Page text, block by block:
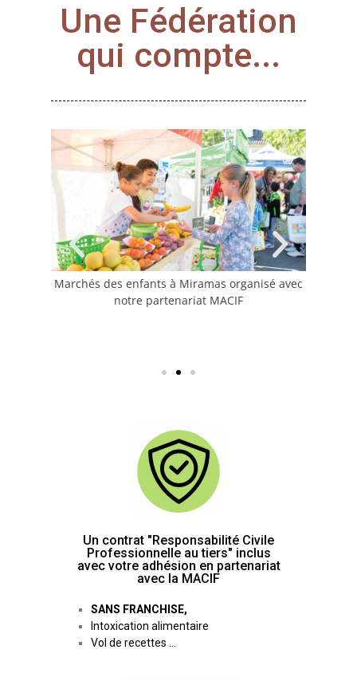
Une Fédération
qui compte...
Marchés des enfants à Miramas organisé avec
notre partenariat MACIF
Un contrat "Responsabilité Civile
Professionnelle au tiers" inclus
avec votre adhésion en partenariat
avec la MACIF
SANS FRANCHISE,
Intoxication alimentaire
Vol de recettes …